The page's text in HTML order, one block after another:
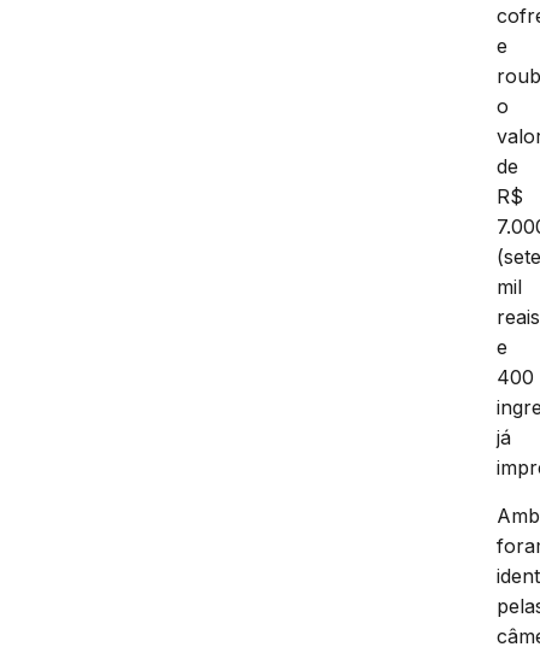
e
o
de
R$
mil
e
400
já